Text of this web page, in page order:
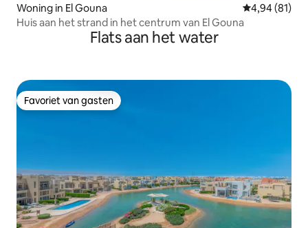
Woning in El Gouna Gemiddelde
4,94 (81)
Huis aan het strand in het centrum van El Gouna
Flats aan het water
Favoriet van gasten
Favoriet van gasten